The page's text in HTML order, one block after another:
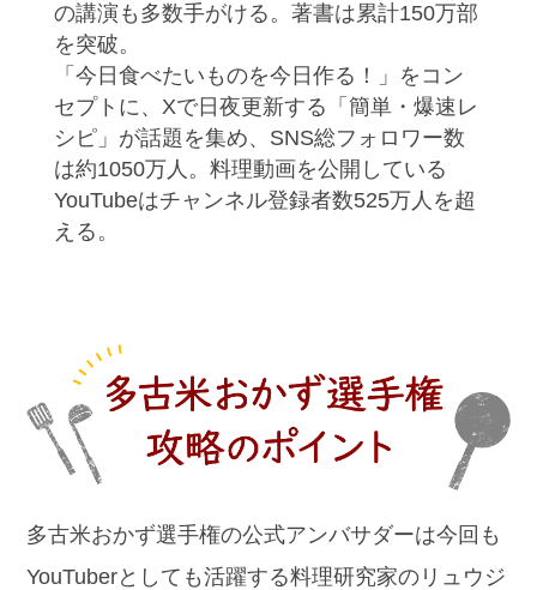
の講演も多数手がける。著書は累計150万部
を突破。
「今日食べたいものを今日作る！」をコン
セプトに、Xで日夜更新する「簡単・爆速レ
シピ」が話題を集め、SNS総フォロワー数
は約1050万人。料理動画を公開している
YouTubeはチャンネル登録者数525万人を超
える。
多古米おかず選手権の公式アンバサダーは今回も
YouTuberとしても活躍する料理研究家のリュウジ